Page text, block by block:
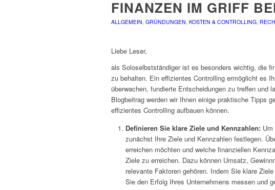
FINANZEN IM GRIFF
ALLGEMEIN, GRÜNDUNGEN, KOSTEN & CONTROLLING,
Liebe Leser,
als Soloselbstständiger ist es besonders wichtig, die
zu behalten. Ein effizientes Controlling ermöglicht es
überwachen, fundierte Entscheidungen zu treffen und
Blogbeitrag werden wir Ihnen einige praktische Tipps
effizientes Controlling aufbauen können.
Definieren Sie klare Ziele und Kennzahlen:
zunächst Ihre Ziele und Kennzahlen festlegen.
erreichen möchten und welche finanziellen
Ziele zu erreichen. Dazu können Umsatz,
relevante Faktoren gehören. Indem Sie klare
Sie den Erfolg Ihres Unternehmens messen und